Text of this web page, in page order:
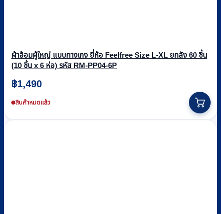
ผ้าอ้อมผู้ใหญ่ แบบกางเกง ยี่ห้อ Feelfree Size L-XL ยกลัง 60 ชิ้น
(10 ชิ้น x 6 ห่อ) รหัส RM-PP04-6P
฿1,490
สินค้าหมดแล้ว